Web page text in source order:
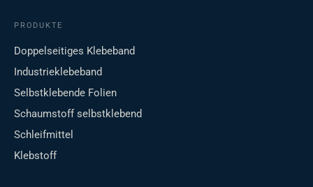
PRODUKTE
Doppelseitiges Klebeband
Industrieklebeband
Selbstklebende Folien
Schaumstoff selbstklebend
Schleifmittel
Klebstoff